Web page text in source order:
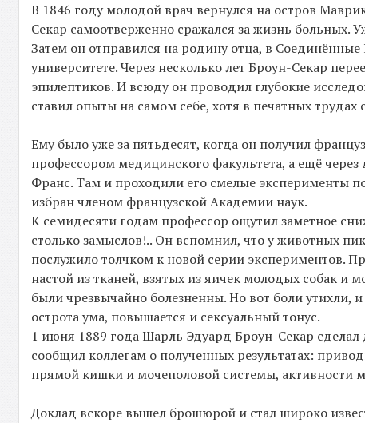
В 1846 году молодой врач вернулся на остров
Секар самоотверженно сражался за жизнь больных.
Затем он отправился на родину отца, в
университете. Через несколько лет Броун-Секар
эпилептиков. И всюду он проводил глубокие
ставил опыты на самом себе, хотя в печатных
Ему было уже за пятьдесят, когда он получил
профессором медицинского факультета, а ещё
Франс. Там и проходили его смелые эксперименты
избран членом французской Академии наук.
К семидесяти годам профессор ощутил заметное
столько замыслов!.. Он вспомнил, что у животных
послужило толчком к новой серии экспериментов.
настой из тканей, взятых из яичек молодых собак
были чрезвычайно болезненны. Но вот боли утихли,
острота ума, повышается и сексуальный тонус.
1 июня 1889 года Шарль Эдуард Броун-Секар
сообщил коллегам о полученных результатах:
прямой кишки и мочеполовой системы, активности
Доклад вскоре вышел брошюрой и стал широко